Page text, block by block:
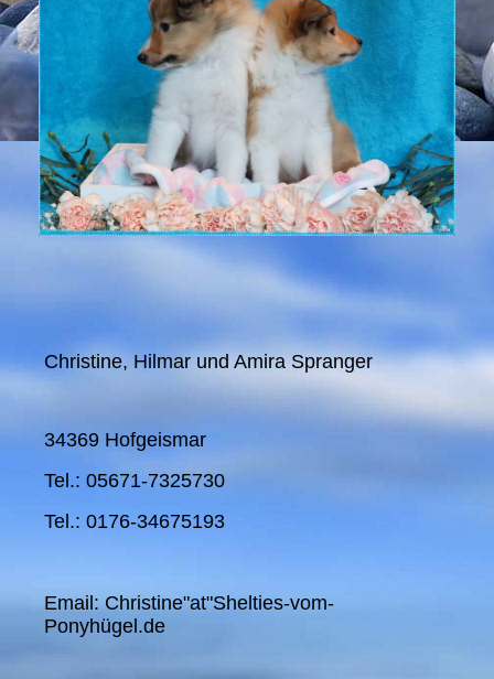
Christine, Hilmar und Amira Spranger
34369 Hofgeismar
Tel.: 05671-7325730
Tel.: 0176-34675193
Email: Christine"at"Shelties-vom-
Ponyhügel.de